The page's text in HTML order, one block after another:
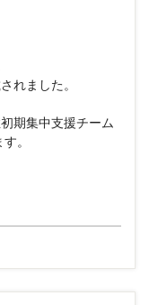
れました。
期集中支援チーム
。